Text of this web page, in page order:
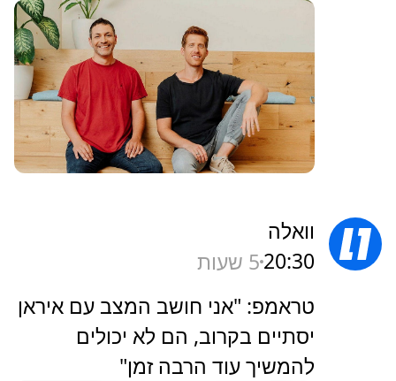
וואלה
20:305 שעות
טראמפ: "אני חושב המצב עם איראן
יסתיים בקרוב, הם לא יכולים
להמשיך עוד הרבה זמן"